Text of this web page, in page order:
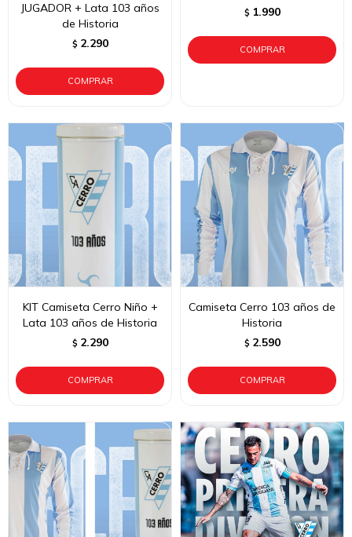
JUGADOR + Lata 103 años
de Historia
$ 2.290
$ 1.990
KIT Camiseta Cerro Niño +
Lata 103 años de Historia
$ 2.290
Camiseta Cerro 103 años de
Historia
$ 2.590